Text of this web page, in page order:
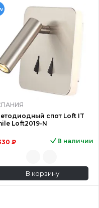
спот Loft IT
Loft2019-N
₽ В наличии
В корзину